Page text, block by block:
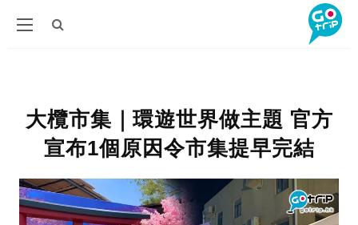
大欖市集｜環遊世界做主題 官方
宣布1個原因令市集提早完結